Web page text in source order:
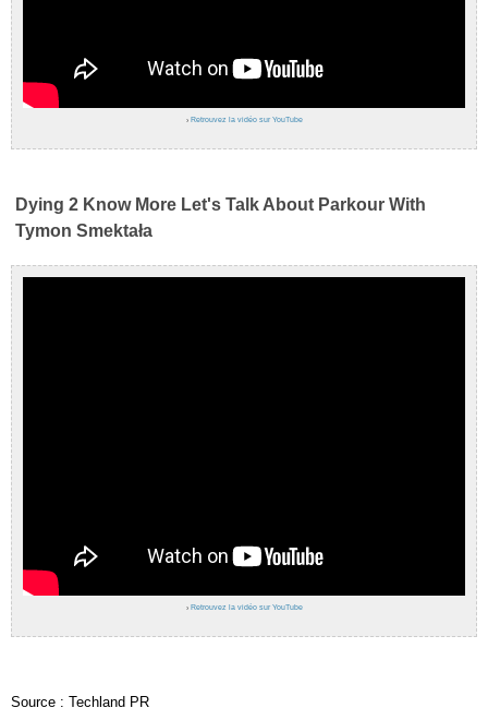
› Retrouvez la vidéo sur YouTube
Dying 2 Know More Let's Talk About Parkour With
Tymon Smektała
› Retrouvez la vidéo sur YouTube
Source : Techland PR